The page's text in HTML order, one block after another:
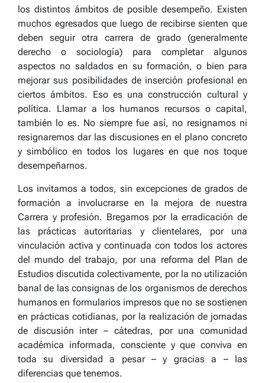
los distintos ámbitos de posible desempeño. Existen
muchos egresados que luego de recibirse sienten que
deben seguir otra carrera de grado (generalmente
derecho o sociología) para completar algunos
aspectos no saldados en su formación, o bien para
mejorar sus posibilidades de inserción profesional en
ciertos ámbitos. Eso es una construcción cultural y
política. Llamar a los humanos recursos o capital,
también lo es. No siempre fue así, no resignamos ni
resignaremos dar las discusiones en el plano concreto
y simbólico en todos los lugares en que nos toque
desempeñarnos.
Los invitamos a todos, sin excepciones de grados de
formación a involucrarse en la mejora de nuestra
Carrera y profesión. Bregamos por la erradicación de
las prácticas autoritarias y clientelares, por una
vinculación activa y continuada con todos los actores
del mundo del trabajo, por una reforma del Plan de
Estudios discutida colectivamente, por la no utilización
banal de las consignas de los organismos de derechos
humanos en formularios impresos que no se sostienen
en prácticas cotidianas, por la realización de jornadas
de discusión inter – cátedras, por una comunidad
académica informada, consciente y que conviva en
toda su diversidad a pesar – y gracias a – las
diferencias que tenemos.